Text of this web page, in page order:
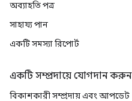
অব্যাহতি পত্র
সাহায্য পান
একটি সমস্যা রিপোর্ট
একটি সম্প্রদায়ে যোগদান করুন
বিকাশকারী সম্প্রদায় এবং আপডেট